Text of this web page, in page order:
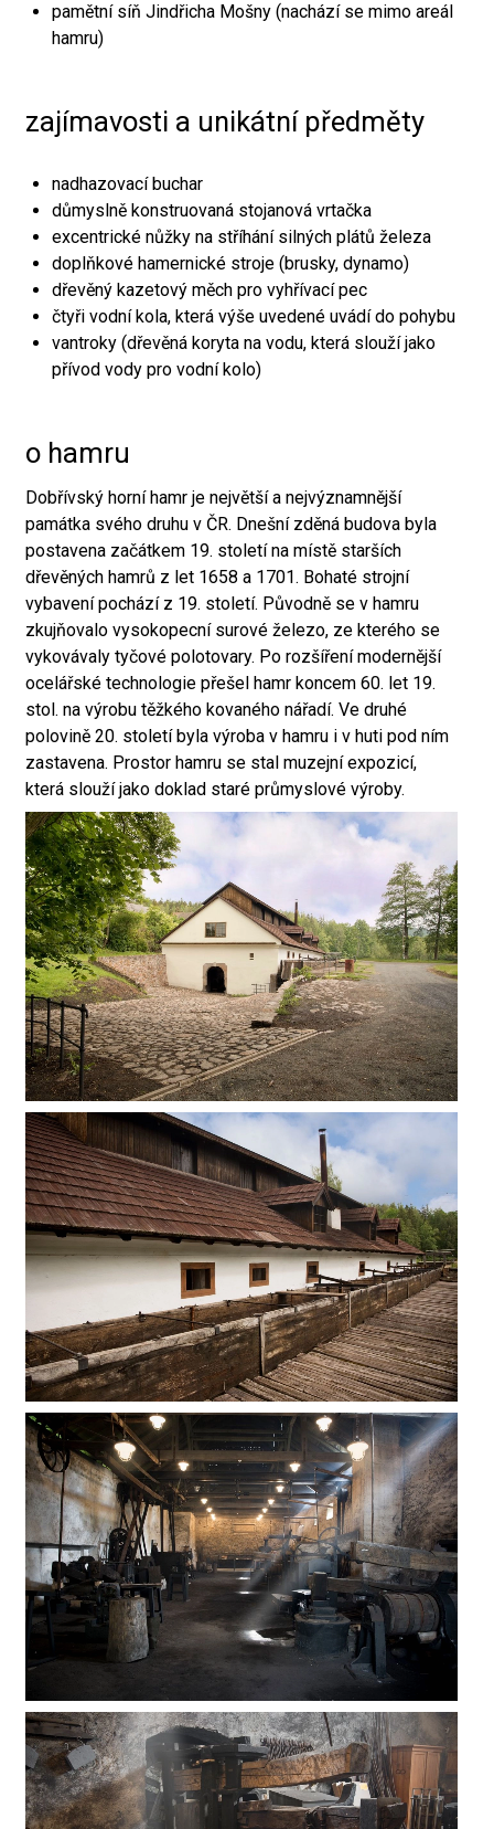
pamětní síň Jindřicha Mošny (nachází se mimo areál
hamru)
zajímavosti a unikátní předměty
nadhazovací buchar
důmyslně konstruovaná stojanová vrtačka
excentrické nůžky na stříhání silných plátů železa
doplňkové hamernické stroje (brusky, dynamo)
dřevěný kazetový měch pro vyhřívací pec
čtyři vodní kola, která výše uvedené uvádí do pohybu
vantroky (dřevěná koryta na vodu, která slouží jako
přívod vody pro vodní kolo)
o hamru
Dobřívský horní hamr je největší a nejvýznamnější
památka svého druhu v ČR. Dnešní zděná budova byla
postavena začátkem 19. století na místě starších
dřevěných hamrů z let 1658 a 1701. Bohaté strojní
vybavení pochází z 19. století. Původně se v hamru
zkujňovalo vysokopecní surové železo, ze kterého se
vykovávaly tyčové polotovary. Po rozšíření modernější
ocelářské technologie přešel hamr koncem 60. let 19.
stol. na výrobu těžkého kovaného nářadí. Ve druhé
polovině 20. století byla výroba v hamru i v huti pod ním
zastavena. Prostor hamru se stal muzejní expozicí,
která slouží jako doklad staré průmyslové výroby.